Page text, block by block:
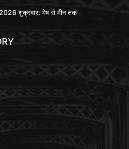
शुक्रवार: मेष से मीन तक